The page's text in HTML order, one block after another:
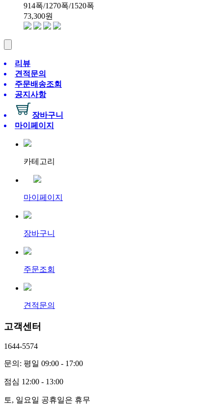
914폭/1270폭/1520폭
73,300원
리뷰
견적문의
주문배송조회
공지사항
장바구니
마이페이지
카테고리
마이페이지
장바구니
주문조회
견적문의
고객센터
1644-5574
문의: 평일 09:00 - 17:00
점심 12:00 - 13:00
토, 일요일 공휴일은 휴무